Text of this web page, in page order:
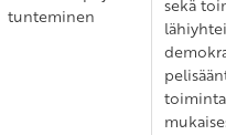
tunteminen
sekä